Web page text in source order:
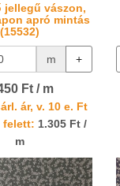
jellegű vászon,
apró mintás
(15532)
m +
Ft / m
ár, v. 10 e. Ft
felett: 1.305 Ft /
m